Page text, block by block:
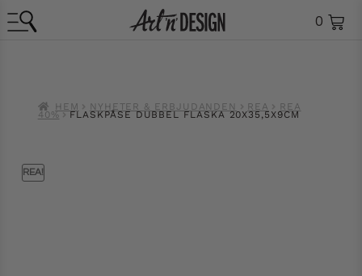
0
HEM NYHETER & ERBJUDANDEN REA REA
40% FLASKPÅSE DUBBEL FLASKA 20X35,5X9CM
REA!